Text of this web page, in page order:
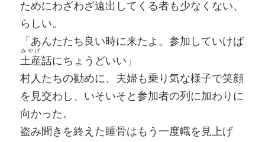
ためにわざわざ遠出してくる者も少なくない、
らしい。
「あんたたち良い時に来たよ。参加していけば
土産
みやげ
話にちょうどいい」
村人たちの勧めに、夫婦も乗り気な様子で笑顔
を見交わし、いそいそと参加者の列に加わりに
向かった。
盗み聞きを終えた睡骨はもう一度幟を見上げ